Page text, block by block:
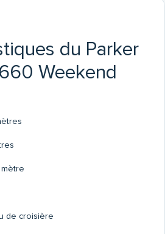
du Parker
Weekend
de croisière